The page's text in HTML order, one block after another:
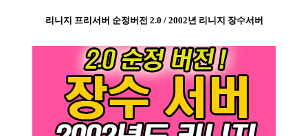
리니지 프리서버 순정버전 2.0 / 2002년 리니지 장수서버